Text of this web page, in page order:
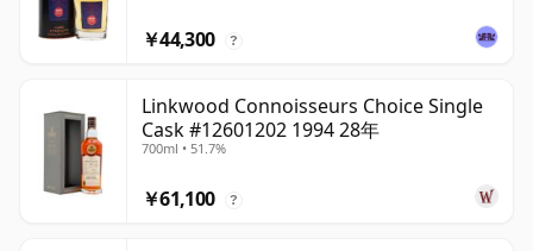
￥44,300 ?
Linkwood Connoisseurs Choice Single
Cask #12601202 1994 28年
700ml • 51.7%
￥61,100 ?